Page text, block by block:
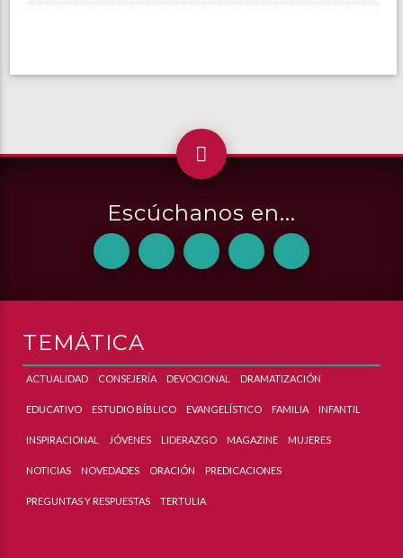
Escúchanos en...
TEMÁTICA
ACTUALIDAD CONSEJERÍA DEVOCIONAL DRAMATIZACIÓN
EDUCATIVO ESTUDIO BÍBLICO EVANGELÍSTICO FAMILIA INFANTIL
INSPIRACIONAL JÓVENES LIDERAZGO MAGAZINE MUJERES
NOTICIAS NOVEDADES ORACIÓN PREDICACIONES
PREGUNTAS Y RESPUESTAS TERTULIA